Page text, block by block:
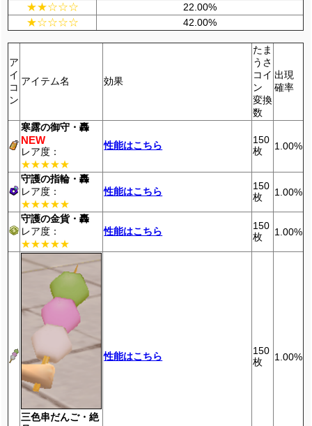
★★☆☆☆ 22.00%
★☆☆☆☆ 42.00%
ア
イ
コ
ン
アイテム名 効果
たま
うさ
コイ
ン
変換
数
出現
確率
寒露の御守・轟
NEW
レア度：
★★★★★
性能はこちら
150
枚
1.00%
守護の指輪・轟
レア度：
★★★★★
性能はこちら
150
枚
1.00%
守護の金貨・轟
レア度：
★★★★★
性能はこちら
150
枚
1.00%
三色串だんご・絶
性能はこちら
150
枚
1.00%